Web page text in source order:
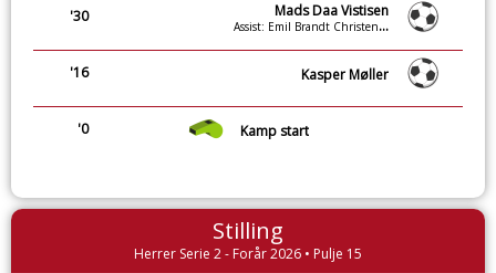
'30 Mads Daa Vistisen
Assist: Emil Brandt Christensen
'16 Kasper Møller
'0 Kamp start
Stilling
Herrer Serie 2 - Forår 2026 • Pulje 15